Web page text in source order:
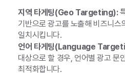
지역 타게팅(Geo Targeting):
기반으로 광고를 노출해 비즈니스
일치시킵니다.
언어 타게팅(Language
대상으로 할 경우, 언어별 광고 문
최적화합니다.